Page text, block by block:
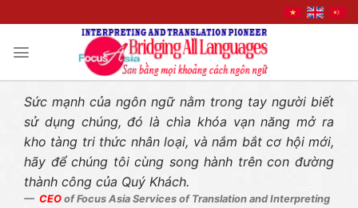
Sức mạnh của ngôn ngữ nằm trong tay người biết
sử dụng chúng, đó là chìa khóa vạn năng mở ra
kho tàng tri thức nhân loại, và nắm bắt cơ hội mới,
hãy để chúng tôi cùng song hành trên con đường
thành công của Quý Khách.
CEO of Focus Asia Services of Translation and Interpreting